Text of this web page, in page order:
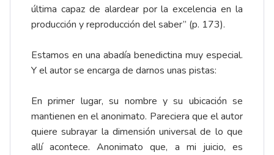
última capaz de alardear por la excelencia en la
producción y reproducción del saber” (p. 173).
Estamos en una abadía benedictina muy especial.
Y el autor se encarga de darnos unas pistas:
En primer lugar, su nombre y su ubicación se
mantienen en el anonimato. Pareciera que el autor
quiere subrayar la dimensión universal de lo que
allí acontece. Anonimato que, a mi juicio, es